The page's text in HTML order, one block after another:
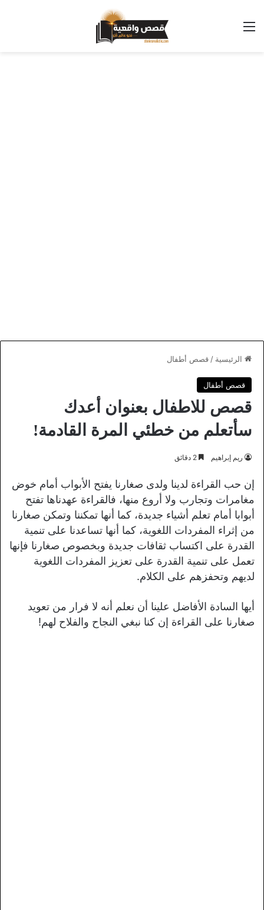
القائمة
الرئيسية / قصص أطفال
قصص أطفال
قصص للاطفال بعنوان أعدك
سأتعلم من خطئي المرة القادمة!
ريم إبراهيم
إن حب القراءة لدينا ولدى صغارنا يفتح الأبواب أمام خوض
مغامرات وتجارب ولا أروع منها، فالقراءة عهدناها تفتح
أبوابا أمام تعلم أشياء جديدة، كما أنها تمكننا وتمكن صغارنا
من إثراء المفردات اللغوية، كما أنها تساعدنا على تنمية
القدرة على اكتساب ثقافات جديدة وبخصوص صغارنا فإنها
تعمل على تنمية القدرة على تعزيز المفردات اللغوية
لديهم وتحفزهم على الكلام.
أيها السادة الأفاضل علينا أن نعلم أنه لا فرار من تعويد
صغارنا على القراءة إن كنا نبغي النجاح والفلاح لهم!